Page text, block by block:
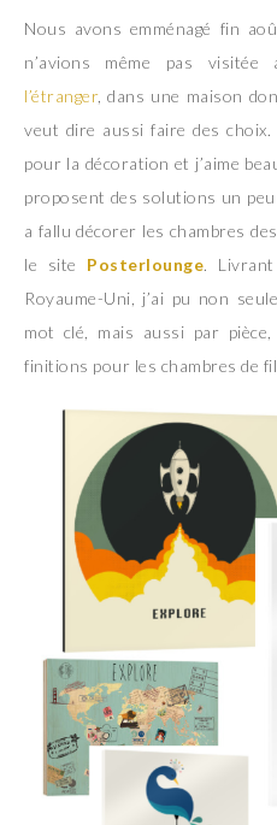
Nous avons emménagé fin
n’avions même pas visitée
l’étranger, dans une maison
veut dire aussi faire des choix.
pour la décoration et j’aime
proposent des solutions un peu
a fallu décorer les chambres
le site Posterlounge.
Royaume-Uni, j’ai pu non
mot clé, mais aussi par
finitions pour les chambres de